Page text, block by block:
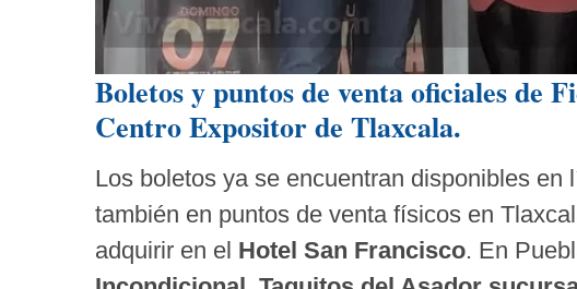
Boletos y puntos de venta oficiales de
Centro Expositor de Tlaxcala.
Los boletos ya se encuentran disponibles en
también en puntos de venta físicos en
adquirir en el Hotel San Francisco. En